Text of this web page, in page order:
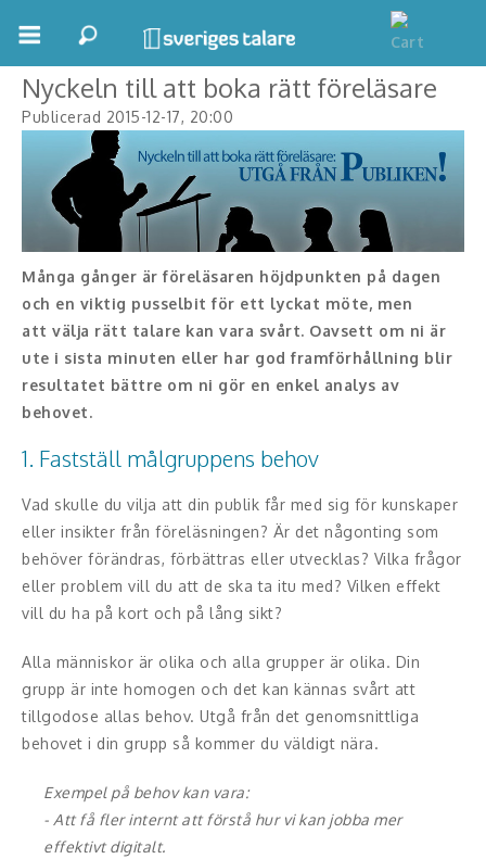
Boka ett möte
Samhällsnytta
Inspiration
Inspirerande Föreläsare
Personlig utveckling, målsättning
Life Stories & Trivsel
Keynote
Konferencier
Workshopledare, facilitator
Underhållning och event
Event
Ljus och belysning
← Tillbaka Se fler tips →
Nyckeln till att boka rätt föreläsare
Publicerad 2015-12-17, 20:00
Många gånger är föreläsaren höjdpunkten på dagen
och en viktig pusselbit för ett lyckat möte, men
att välja rätt talare kan vara svårt. Oavsett om ni är
ute i sista minuten eller har god framförhållning blir
resultatet bättre om ni gör en enkel analys av
behovet.
1. Fastställ målgruppens behov
Vad skulle du vilja att din publik får med sig för kunskaper
eller insikter från föreläsningen? Är det någonting som
behöver förändras, förbättras eller utvecklas? Vilka frågor
eller problem vill du att de ska ta itu med? Vilken effekt
vill du ha på kort och på lång sikt?
Alla människor är olika och alla grupper är olika. Din
grupp är inte homogen och det kan kännas svårt att
tillgodose allas behov. Utgå från det genomsnittliga
behovet i din grupp så kommer du väldigt nära.
Exempel på behov kan vara:
- Att få fler internt att förstå hur vi kan jobba mer
effektivt digitalt.